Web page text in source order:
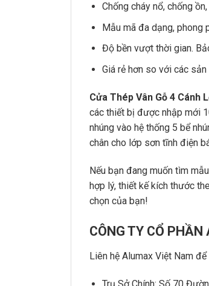
Chống cháy nổ, chống
Mẫu mã đa dạng, phong
Độ bền vượt thời gian.
Giá rẻ hơn so với các
Cửa Thép Vân Gỗ 4 Cánh
các thiết bị được nhập mới
nhúng vào hệ thống 5 bể
chân cho lớp sơn tĩnh điện
Nếu bạn đang muốn tìm
hợp lý, thiết kế kích thước
chọn của bạn!
CÔNG TY CỔ
Liên hệ Alumax Việt Nam để